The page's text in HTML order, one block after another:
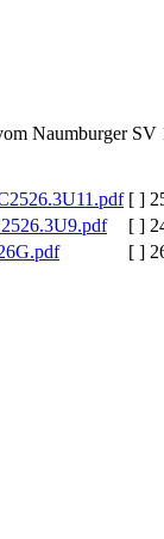
Naumburger
[ ]
[ ]
[ ]